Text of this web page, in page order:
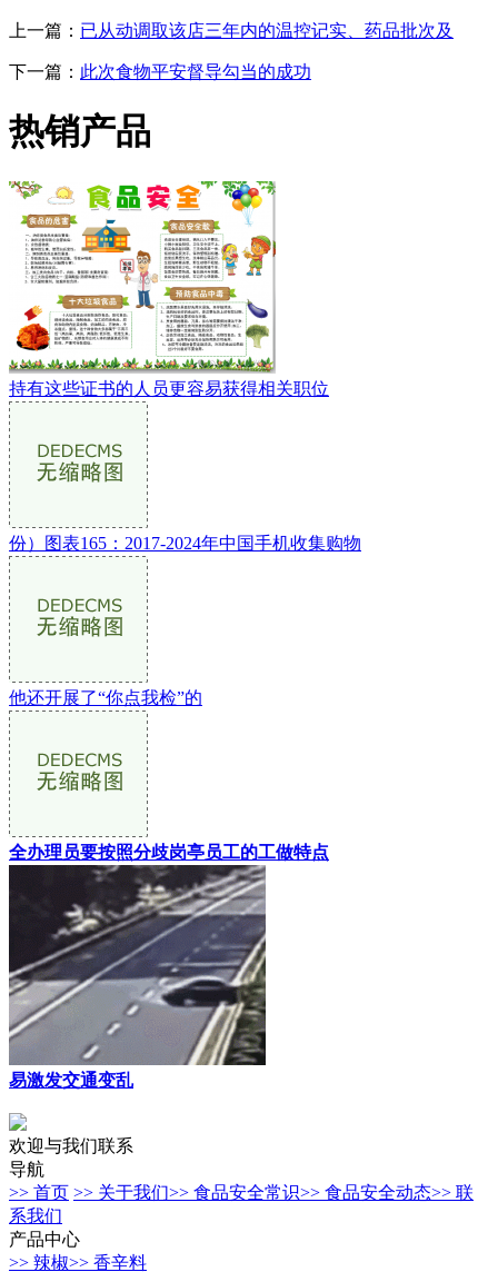
上一篇： 已从动调取该店三年内的温控记实、药品批次及
下一篇： 此次食物平安督导勾当的成功
热销产品
持有这些证书的人员更容易获得相关职位
份）图表165：2017-2024年中国手机收集购物
他还开展了“你点我检”的
全办理员要按照分歧岗亭员工的工做特点
易激发交通变乱
欢迎与我们联系
导航
>> 首页 >> 关于我们>> 食品安全常识>> 食品安全动态>> 联
系我们
产品中心
>> 辣椒>> 香辛料